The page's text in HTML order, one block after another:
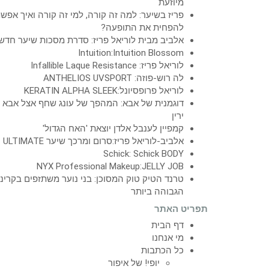
מיוזעת
פריז בשיער: למה זה קורה, למי זה קורה ואיך
להפחית את התופעה?
אלביב מבית לוריאל פריז: סדרת מסכות שיער
Intuition:Intuition Blossom
לוריאל פריז: Infallible Laque Resistance
לה רוש-פוזה: ANTHELIOS UVSPORT
לוריאל פרופסיונל:KERATIN ALPHA SLEEK
דוגמנית של אבא: המהפך של עונג שחף אצל אבא
ירין
קמפיין לענבל אלדן יוצאת 'האח הגדול'
אלביב-לוריאל פריז:סרום ומרכך שיער ULTIMATE
Schick: Schick BODY
NYX Professional Makeup:JELLY JOB
טרנד הטיק טוק המסוכן: בני נוער משתזפים
הגבוהה ביותר
תפריט האתר
דף הבית
מי אנחנו
כל הכתבות
יופי! של איפור